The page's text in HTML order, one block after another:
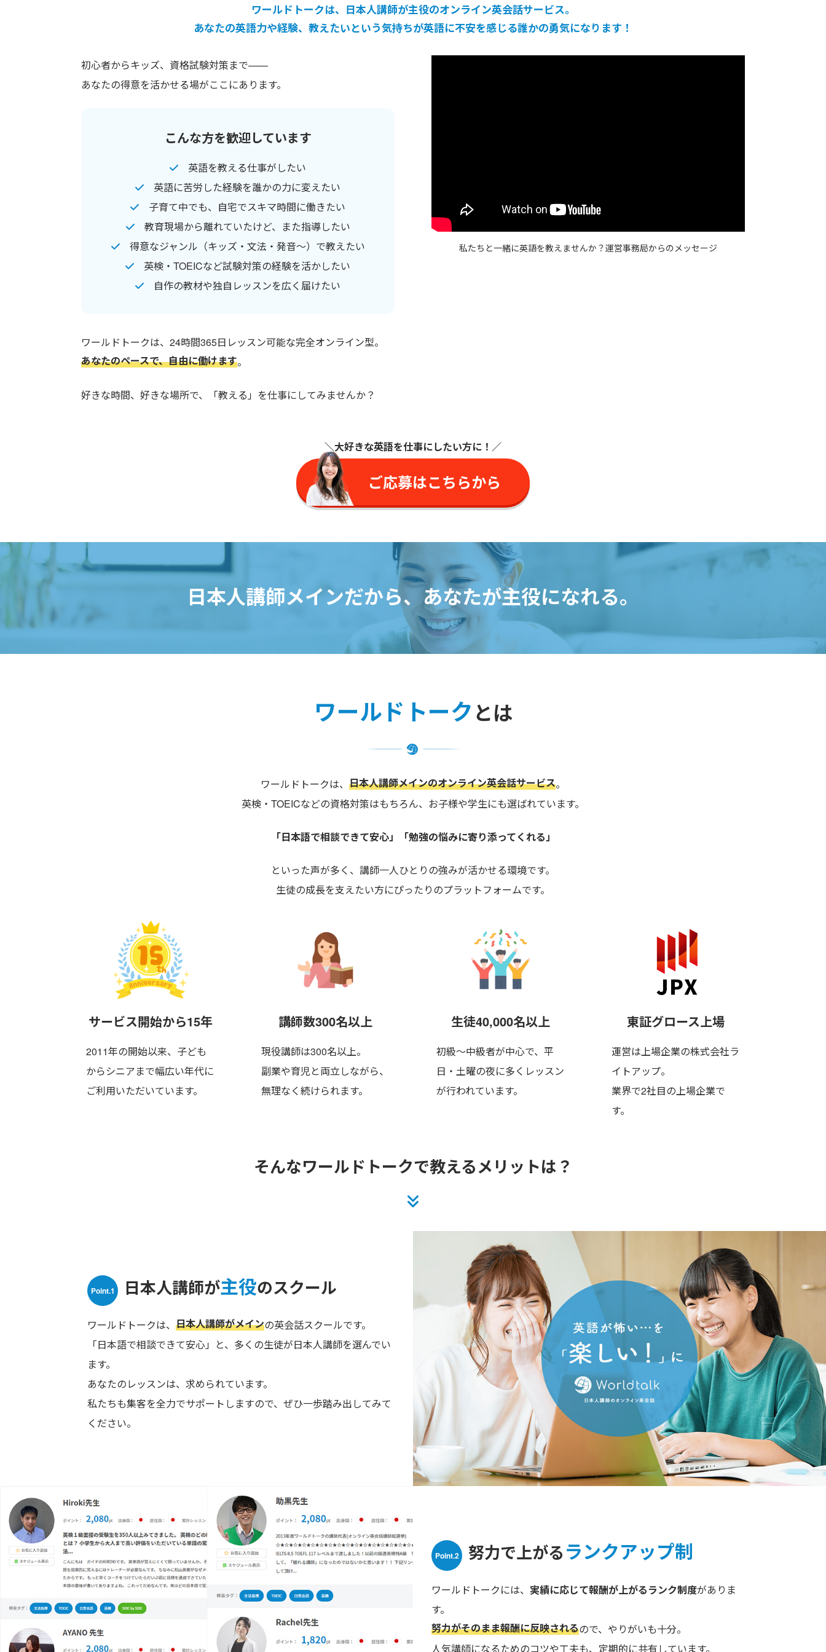
ワールドトークは、日本人講師が主役のオンライン英会話サービス。
あなたの英語力や経験、教えたいという気持ちが英語に不安を感じる誰かの勇気になります！
初心者からキッズ、資格試験対策まで——
あなたの得意を活かせる場がここにあります。
こんな方を歓迎しています
英語を教える仕事がしたい
英語に苦労した経験を誰かの力に変えたい
子育て中でも、自宅でスキマ時間に働きたい
教育現場から離れていたけど、また指導したい
得意なジャンル（キッズ・文法・発音～）で教えたい
英検・TOEICなど試験対策の経験を活かしたい
自作の教材や独自レッスンを広く届けたい
ワールドトークは、24時間365日レッスン可能な完全オンライン型。
あなたのペースで、自由に働けます。
好きな時間、好きな場所で、「教える」を仕事にしてみませんか？
私たちと一緒に英語を教えませんか？運営事務局からのメッセージ
＼大好きな英語を仕事にしたい方に ！／
ご応募はこちらから
日本人講師メインだから、 あなたが主役になれる。
ワールドトークとは
ワールドトークは、 日本人講師メインのオンライン英会話サービス。
英検・TOEICなどの資格対策はもちろん、お子様や学生にも選ばれています。
「日本語で相談できて安心」 「勉強の悩みに寄り添ってくれる」
といった声が多く、講師一人ひとりの強みが活かせる環境です。
生徒の成長を支えたい方にぴったりのプラットフォームです。
サービス開始から15年
2011年の開始以来、子ども
からシニアまで幅広い年代に
ご利用いただいています。
講師数300名以上
現役講師は300名以上。
副業や育児と両立しながら、
無理なく 続けられます。
生徒40,000名以上
初級〜中級者が中心で、 平
日・土曜の夜に多くレッスン
が行われています。
東証グロース上場
運営は上場企業の株式会社ラ
イトアップ。
業界で2社目の上場企業で
す。
そんなワールドトークで教えるメリットは？
Point.1 日本人講師が主役のスクール
ワールドトークは、 日本人講師がメインの英会話スクールです。
「日本語で相談できて安心」と、多くの生徒が日本人講師を選んでい
ます。
あなたのレッスンは、求められています。
私たちも集客を全力でサポートしますので、ぜひ一歩踏み出してみて
ください。
Point.2 努力で上がるランクアップ制
ワールドトークには、 実績に応じて報酬が上がるランク制度がありま
す。
努力がそのまま報酬に反映されるので、やりがいも十分。
人気講師になるためのコツや工夫も、定期的に共有しています。